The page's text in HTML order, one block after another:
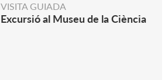
VISITA GUIADA
Excursió al Museu de la Ciència